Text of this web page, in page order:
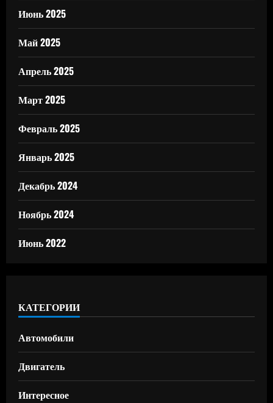
Июнь 2025
Май 2025
Апрель 2025
Март 2025
Февраль 2025
Январь 2025
Декабрь 2024
Ноябрь 2024
Июнь 2022
КАТЕГОРИИ
Автомобили
Двигатель
Интересное